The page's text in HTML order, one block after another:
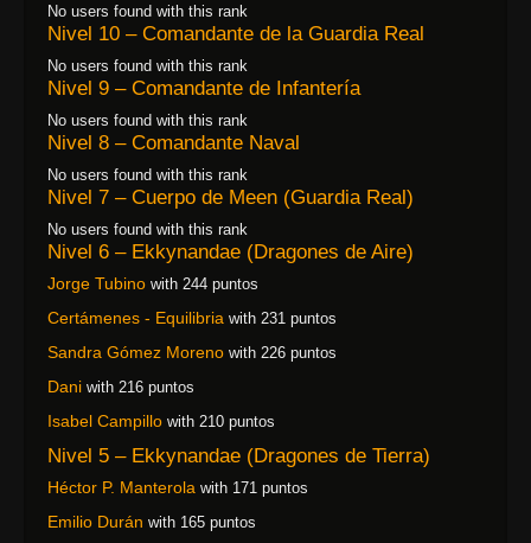
No users found with this rank
Nivel 10 – Comandante de la Guardia Real
No users found with this rank
Nivel 9 – Comandante de Infantería
No users found with this rank
Nivel 8 – Comandante Naval
No users found with this rank
Nivel 7 – Cuerpo de Meen (Guardia Real)
No users found with this rank
Nivel 6 – Ekkynandae (Dragones de Aire)
Jorge Tubino with 244 puntos
Certámenes - Equilibria with 231 puntos
Sandra Gómez Moreno with 226 puntos
Dani with 216 puntos
Isabel Campillo with 210 puntos
Nivel 5 – Ekkynandae (Dragones de Tierra)
Héctor P. Manterola with 171 puntos
Emilio Durán with 165 puntos